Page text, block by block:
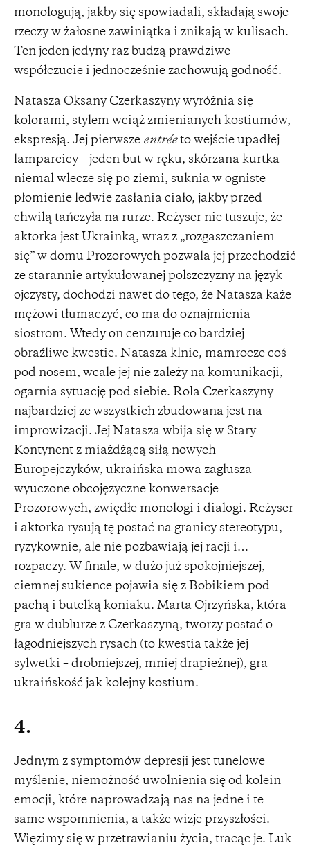
monologują, jakby się spowiadali, składają swoje
rzeczy w żałosne zawiniątka i znikają w kulisach.
Ten jeden jedyny raz budzą prawdziwe
współczucie i jednocześnie zachowują godność.
Natasza Oksany Czerkaszyny wyróżnia się
kolorami, stylem wciąż zmienianych kostiumów,
ekspresją. Jej pierwsze entréeto wejście upadłej
lamparcicy – jeden but w ręku, skórzana kurtka
niemal wlecze się po ziemi, suknia w ogniste
płomienie ledwie zasłania ciało, jakby przed
chwilą tańczyła na rurze. Reżyser nie tuszuje, że
aktorka jest Ukrainką, wraz z „rozgaszczaniem
się” w domu Prozorowych pozwala jej przechodzić
ze starannie artykułowanej polszczyzny na język
ojczysty, dochodzi nawet do tego, że Natasza każe
mężowi tłumaczyć, co ma do oznajmienia
siostrom. Wtedy on cenzuruje co bardziej
obraźliwe kwestie. Natasza klnie, mamrocze coś
pod nosem, wcale jej nie zależy na komunikacji,
ogarnia sytuację pod siebie. Rola Czerkaszyny
najbardziej ze wszystkich zbudowana jest na
improwizacji. Jej Natasza wbija się w Stary
Kontynent z miażdżącą siłą nowych
Europejczyków, ukraińska mowa zagłusza
wyuczone obcojęzyczne konwersacje
Prozorowych, zwiędłe monologi i dialogi. Reżyser
i aktorka rysują tę postać na granicy stereotypu,
ryzykownie, ale nie pozbawiają jej racji i…
rozpaczy. W finale, w dużo już spokojniejszej,
ciemnej sukience pojawia się z Bobikiem pod
pachą i butelką koniaku. Marta Ojrzyńska, która
gra w dublurze z Czerkaszyną, tworzy postać o
łagodniejszych rysach (to kwestia także jej
sylwetki – drobniejszej, mniej drapieżnej), gra
ukraińskość jak kolejny kostium.
4.
Jednym z symptomów depresji jest tunelowe
myślenie, niemożność uwolnienia się od kolein
emocji, które naprowadzają nas na jedne i te
same wspomnienia, a także wizje przyszłości.
Więzimy się w przetrawianiu życia, tracąc je. Luk